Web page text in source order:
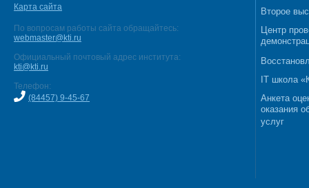
Карта сайта
По вопросам работы сайта обращайтесь:
webmaster@kti.ru
Официальный почтовый адрес института:
kti@kti.ru
Телефон:
(84457) 9-45-67
Второе
Центр
IT школа
Анкета
оказания
услуг